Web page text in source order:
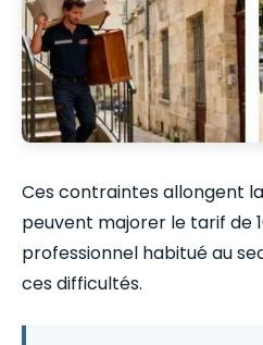
Ces contraintes allongent
peuvent majorer le tarif de
professionnel habitué au
ces difficultés.